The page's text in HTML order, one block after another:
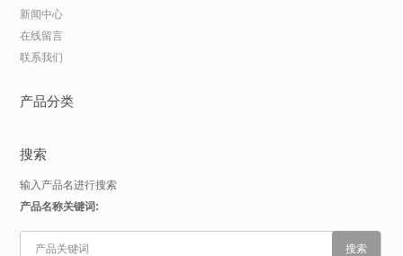
新闻中心
在线留言
联系我们
产品分类
搜索
输入产品名进行搜索
产品名称关键词: